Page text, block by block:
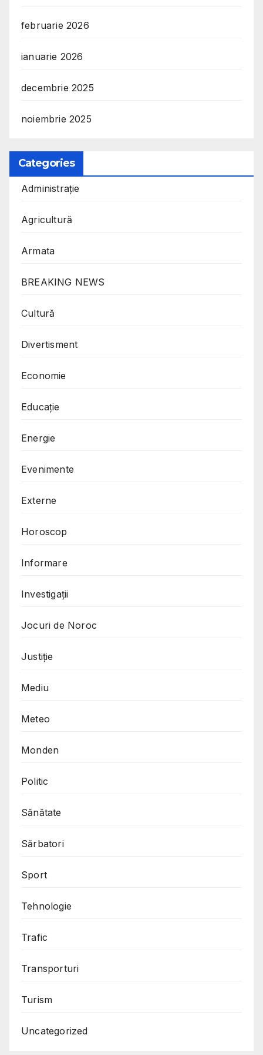
februarie 2026
ianuarie 2026
decembrie 2025
noiembrie 2025
Categories
Administrație
Agricultură
Armata
BREAKING NEWS
Cultură
Divertisment
Economie
Educație
Energie
Evenimente
Externe
Horoscop
Informare
Investigații
Jocuri de Noroc
Justiție
Mediu
Meteo
Monden
Politic
Sănătate
Sărbatori
Sport
Tehnologie
Trafic
Transporturi
Turism
Uncategorized